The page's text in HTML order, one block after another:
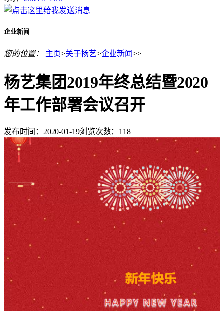
企业新闻
您的位置： 主页>关于杨艺>企业新闻>>
杨艺集团2019年终总结暨2020
年工作部署会议召开
发布时间：2020-01-19浏览次数： 118